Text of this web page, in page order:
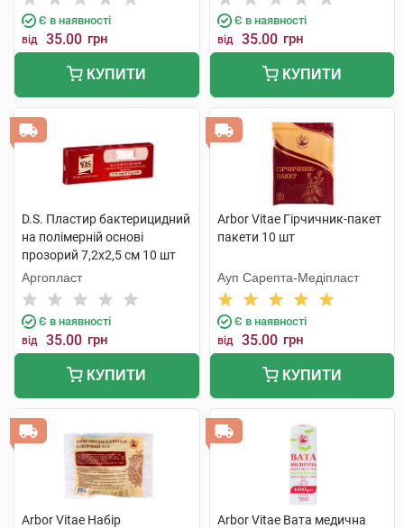
Є в наявності
від 35.00 грн
КУПИТИ
Є в наявності
від 35.00 грн
КУПИТИ
D.S. Пластир бактерицидний
на полімерній основі
прозорий 7,2х2,5 см 10 шт
Аргопласт
Є в наявності
від 35.00 грн
КУПИТИ
Arbor Vitae Гірчичник-пакет
пакети 10 шт
Ауп Сарепта-Медіпласт
Є в наявності
від 35.00 грн
КУПИТИ
Arbor Vitae Набір
Arbor Vitae Вата медична